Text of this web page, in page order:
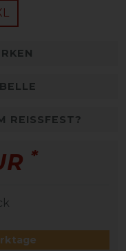
REISSFEST?
*